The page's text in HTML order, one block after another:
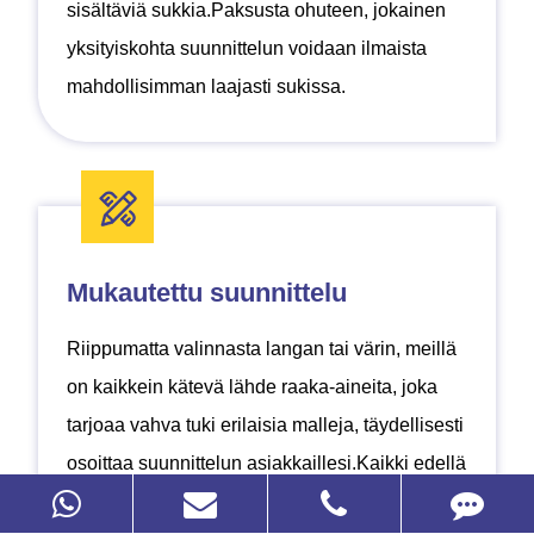
Nilkka Socks
Lyhyet nilkkasukat voidaan käyttää muodollisia,
satunnaisia tai urheilullisia.Tämä on monipuolinen
nilkka sukkia, minkä vuoksi se on parempi!
Naisten Socks
Naisten sukat sisältävät funktionaaliset urheilu
polyesterikuitusukat
(polyesterikuitusukat)
sisältäviä sukkia.Paksusta ohuteen, jokainen
yksityiskohta suunnittelun voidaan ilmaista
mahdollisimman laajasti sukissa.
Mukautettu suunnittelu
Riippumatta valinnasta langan tai värin, meillä
on kaikkein kätevä lähde raaka-aineita, joka
tarjoaa vahva tuki erilaisia malleja, täydellisesti
osoittaa suunnittelun asiakkaillesi.Kaikki edellä
tarjoaa sinulle hyvän alustan ja vaikutus taattu